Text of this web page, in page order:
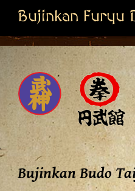
Bujinkan Furyu
'
Bujinkan Budo